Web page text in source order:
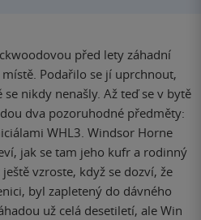
před lety záhadní
Podařilo se jí uprchnout,
nikdy nenašly. Až teď se v bytě
dva pozoruhodné předměty:
WHL3. Windsor Horne
jak se tam jeho kufr a rodinný
vzroste, když se dozví, že
byl zapletený do dávného
už celá desetiletí, ale Win